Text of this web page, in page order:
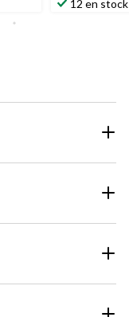
12 en stock